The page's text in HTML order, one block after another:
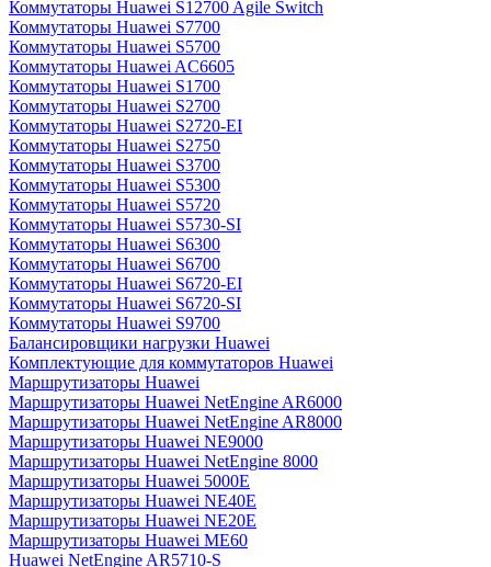
Коммутаторы Huawei S12700 Agile Switch
Коммутаторы Huawei S7700
Коммутаторы Huawei S5700
Коммутаторы Huawei AC6605
Коммутаторы Huawei S1700
Коммутаторы Huawei S2700
Коммутаторы Huawei S2720-EI
Коммутаторы Huawei S2750
Коммутаторы Huawei S3700
Коммутаторы Huawei S5300
Коммутаторы Huawei S5720
Коммутаторы Huawei S5730-SI
Коммутаторы Huawei S6300
Коммутаторы Huawei S6700
Коммутаторы Huawei S6720-EI
Коммутаторы Huawei S6720-SI
Коммутаторы Huawei S9700
Балансировщики нагрузки Huawei
Комплектующие для коммутаторов Huawei
Маршрутизаторы Huawei
Маршрутизаторы Huawei NetEngine AR6000
Маршрутизаторы Huawei NetEngine AR8000
Маршрутизаторы Huawei NE9000
Маршрутизаторы Huawei NetEngine 8000
Маршрутизаторы Huawei 5000E
Маршрутизаторы Huawei NE40E
Маршрутизаторы Huawei NE20E
Маршрутизаторы Huawei ME60
Huawei NetEngine AR5710-S